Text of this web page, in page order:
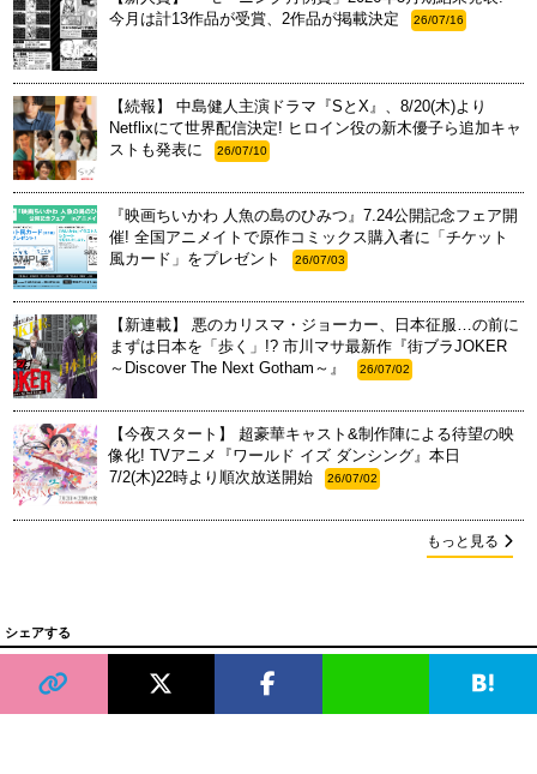
今月は計13作品が受賞、2作品が掲載決定
26/07/16
【続報】 中島健人主演ドラマ『SとX』、8/20(木)より
Netflixにて世界配信決定! ヒロイン役の新木優子ら追加キャ
ストも発表に
26/07/10
『映画ちいかわ 人魚の島のひみつ』7.24公開記念フェア開
催! 全国アニメイトで原作コミックス購入者に「チケット
風カード」をプレゼント
26/07/03
【新連載】 悪のカリスマ・ジョーカー、日本征服…の前に
まずは日本を「歩く」!? 市川マサ最新作『街ブラJOKER
～Discover The Next Gotham～』
26/07/02
【今夜スタート】 超豪華キャスト&制作陣による待望の映
像化! TVアニメ『ワールド イズ ダンシング』本日
7/2(木)22時より順次放送開始
26/07/02
もっと見る
シェアする